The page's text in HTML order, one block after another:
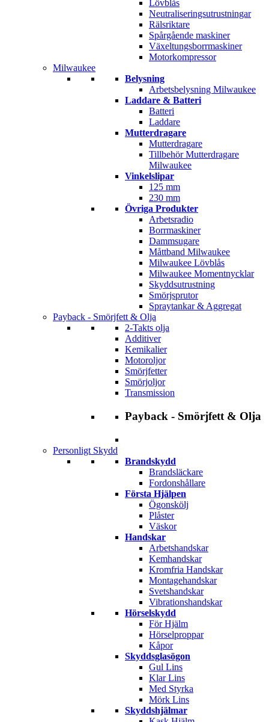
Lövblås
Neutraliseringsutrustningar
Rälsriktare
Spårgående maskiner
Växeltungsborrmaskiner
Motorkompressor
Milwaukee
Belysning
Arbetsbelysning Milwaukee
Laddare & Batteri
Batteri
Laddare
Mutterdragare
Mutterdragare
Tillbehör Mutterdragare
Milwaukee
Vinkelslipar
125 mm
230 mm
Övriga Produkter
Arbetsradio
Borrmaskiner
Dammsugare
Måttband Milwaukee
Milwaukee Lövblås
Milwaukee Momentnycklar
Skyddsutrustning
Smörjsprutor
Spraytankar & Aggregat
Payback - Smörjfett & Olja
2-Takts olja
Additiver
Kemikalier
Motoroljor
Smörjfetter
Smörjoljor
Transmission
Payback - Smörjfett & Olja
Personligt Skydd
Brandskydd
Brandsläckare
Fordonshållare
Första Hjälpen
Ögonskölj
Plåster
Väskor
Handskar
Arbetshandskar
Kemhandskar
Kromfria Handskar
Montagehandskar
Svetshandskar
Vibrationshandskar
Hörselskydd
För Hjälm
Hörselproppar
Kåpor
Skyddsglasögon
Gul Lins
Klar Lins
Med Styrka
Mörk Lins
Skyddshjälmar